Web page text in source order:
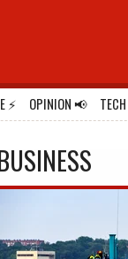
⚡ OPINION📢 TECH